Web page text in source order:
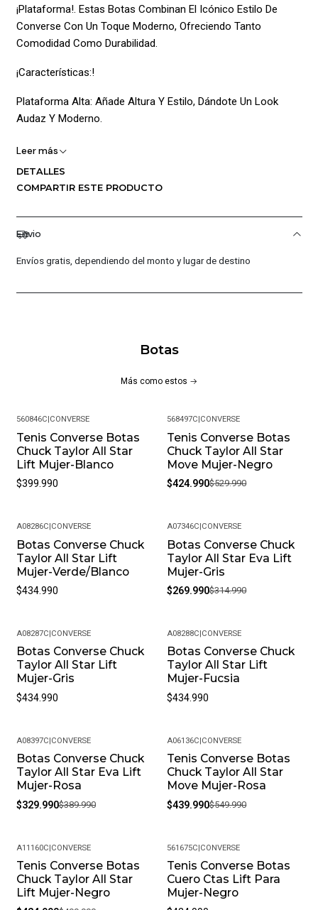
¡Plataforma!. Estas Botas Combinan El Icónico Estilo De
Converse Con Un Toque Moderno, Ofreciendo Tanto
Comodidad Como Durabilidad.
¡Características:!
Plataforma Alta: Añade Altura Y Estilo, Dándote Un Look
Audaz Y Moderno.
Parte Superior De Lona Duradera: Asegura Una Larga Vida
Amortiguación De Espuma Suave: Proporciona Comodidad
Puntera De Goma: Ofrece Protección Adicional Y Mantiene El
Diseño Característico De Converse.
Para Aquellos Que Están Siempre En Movimiento.
Las ¡Chuck Taylor All Star Move! Combinan Lo Mejor De La
Leer más
DETALLES
COMPARTIR ESTE PRODUCTO
Envio
Envíos gratis, dependiendo del monto y lugar de destino
Botas
Más como estos
560846C|CONVERSE
Tenis Converse Botas
Chuck Taylor All Star
Lift Mujer-Blanco
$399.990
-20%
568497C|CONVERSE
Tenis Converse Botas
Chuck Taylor All Star
Move Mujer-Negro
$424.990$529.990
A08286C|CONVERSE
Botas Converse Chuck
Taylor All Star Lift
Mujer-Verde/Blanco
$434.990
-14%
A07346C|CONVERSE
Botas Converse Chuck
Taylor All Star Eva Lift
Mujer-Gris
$269.990$314.990
A08287C|CONVERSE
Botas Converse Chuck
Taylor All Star Lift
Mujer-Gris
$434.990
A08288C|CONVERSE
Botas Converse Chuck
Taylor All Star Lift
Mujer-Fucsia
$434.990
-15%
A08397C|CONVERSE
Botas Converse Chuck
Taylor All Star Eva Lift
Mujer-Rosa
$329.990$389.990
-20%
A06136C|CONVERSE
Tenis Converse Botas
Chuck Taylor All Star
Move Mujer-Rosa
$439.990$549.990
-15%
A11160C|CONVERSE
Tenis Converse Botas
Chuck Taylor All Star
Lift Mujer-Negro
561675C|CONVERSE
Tenis Converse Botas
Cuero Ctas Lift Para
Mujer-Negro